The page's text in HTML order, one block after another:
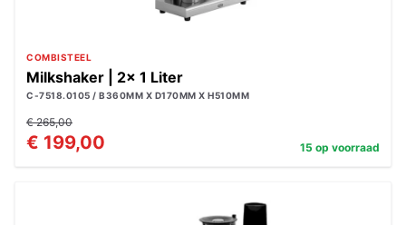
COMBISTEEL
Milkshaker | 2x 1 Liter
C-7518.0105 / B360MM X D170MM X H510MM
€ 265,00
€ 199,00 15 op voorraad